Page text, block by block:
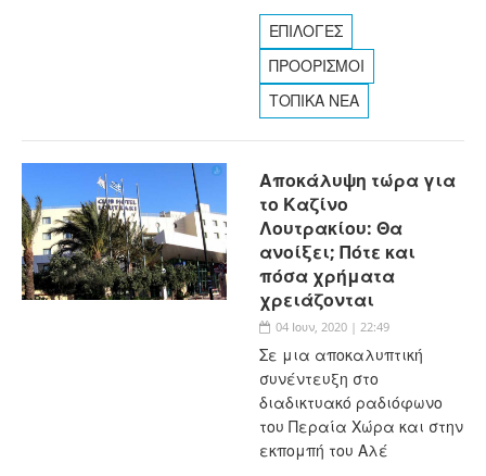
ΕΠΙΛΟΓΕΣ
ΠΡΟΟΡΙΣΜΟΙ
ΤΟΠΙΚΑ ΝΕΑ
Αποκάλυψη τώρα για
το Καζίνο
Λουτρακίου: Θα
ανοίξει; Πότε και
πόσα χρήματα
χρειάζονται
04 Ιουν, 2020 | 22:49
Σε μια αποκαλυπτική
συνέντευξη στο
διαδικτυακό ραδιόφωνο
του Περαία Χώρα και στην
εκπομπή του Αλέ